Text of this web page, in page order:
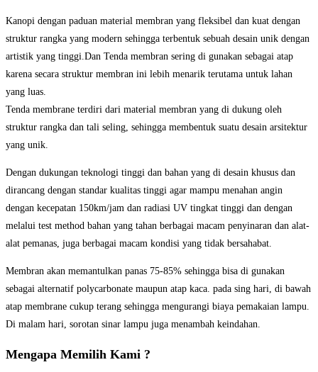
Kanopi dengan paduan material membran yang fleksibel dan kuat dengan
struktur rangka yang modern sehingga terbentuk sebuah desain unik dengan
artistik yang tinggi.Dan Tenda membran sering di gunakan sebagai atap
karena secara struktur membran ini lebih menarik terutama untuk lahan
yang luas.
Tenda membrane terdiri dari material membran yang di dukung oleh
struktur rangka dan tali seling, sehingga membentuk suatu desain arsitektur
yang unik.
Dengan dukungan teknologi tinggi dan bahan yang di desain khusus dan
dirancang dengan standar kualitas tinggi agar mampu menahan angin
dengan kecepatan 150km/jam dan radiasi UV tingkat tinggi dan dengan
melalui test method bahan yang tahan berbagai macam penyinaran dan alat-
alat pemanas, juga berbagai macam kondisi yang tidak bersahabat.
Membran akan memantulkan panas 75-85% sehingga bisa di gunakan
sebagai alternatif polycarbonate maupun atap kaca. pada sing hari, di bawah
atap membrane cukup terang sehingga mengurangi biaya pemakaian lampu.
Di malam hari, sorotan sinar lampu juga menambah keindahan.
Mengapa Memilih Kami ?